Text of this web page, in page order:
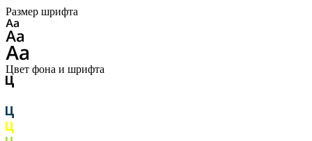
Размер шрифта
Цвет фона и шрифта